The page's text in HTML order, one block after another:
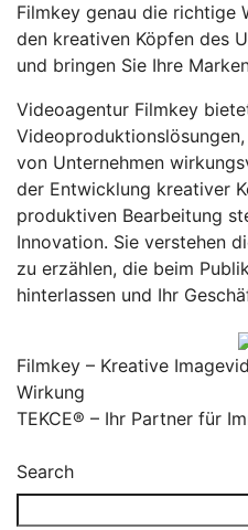
Filmkey genau die richtige
den kreativen Köpfen des
und bringen Sie Ihre
Videoagentur Filmkey
von Unternehmen
der Entwicklung kreativer
produktiven Bearbeitung
Innovation. Sie verstehen
zu erzählen, die beim
hinterlassen und Ihr
Post
navigation
Filmkey – Kreative
Wirkung
TEKCE® – Ihr Partner für
Search